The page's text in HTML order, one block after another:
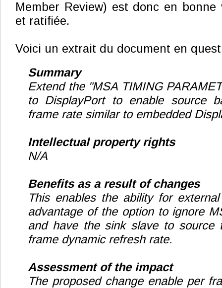
Member Review) est donc en
et ratifiée.
Voici un extrait du document en
Summary
Extend the "MSA TIMING
to DisplayPort to enable source
frame rate similar to embedded
Intellectual property rights
N/A
Benefits as a result of changes
This enables the ability for
advantage of the option to ignore
and have the sink slave to source
frame dynamic refresh rate.
Assessment of the impact
The proposed change enable per